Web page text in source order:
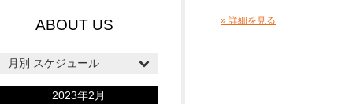
ABOUT US
月別 スケジュール
2023年2月
» 詳細を見る